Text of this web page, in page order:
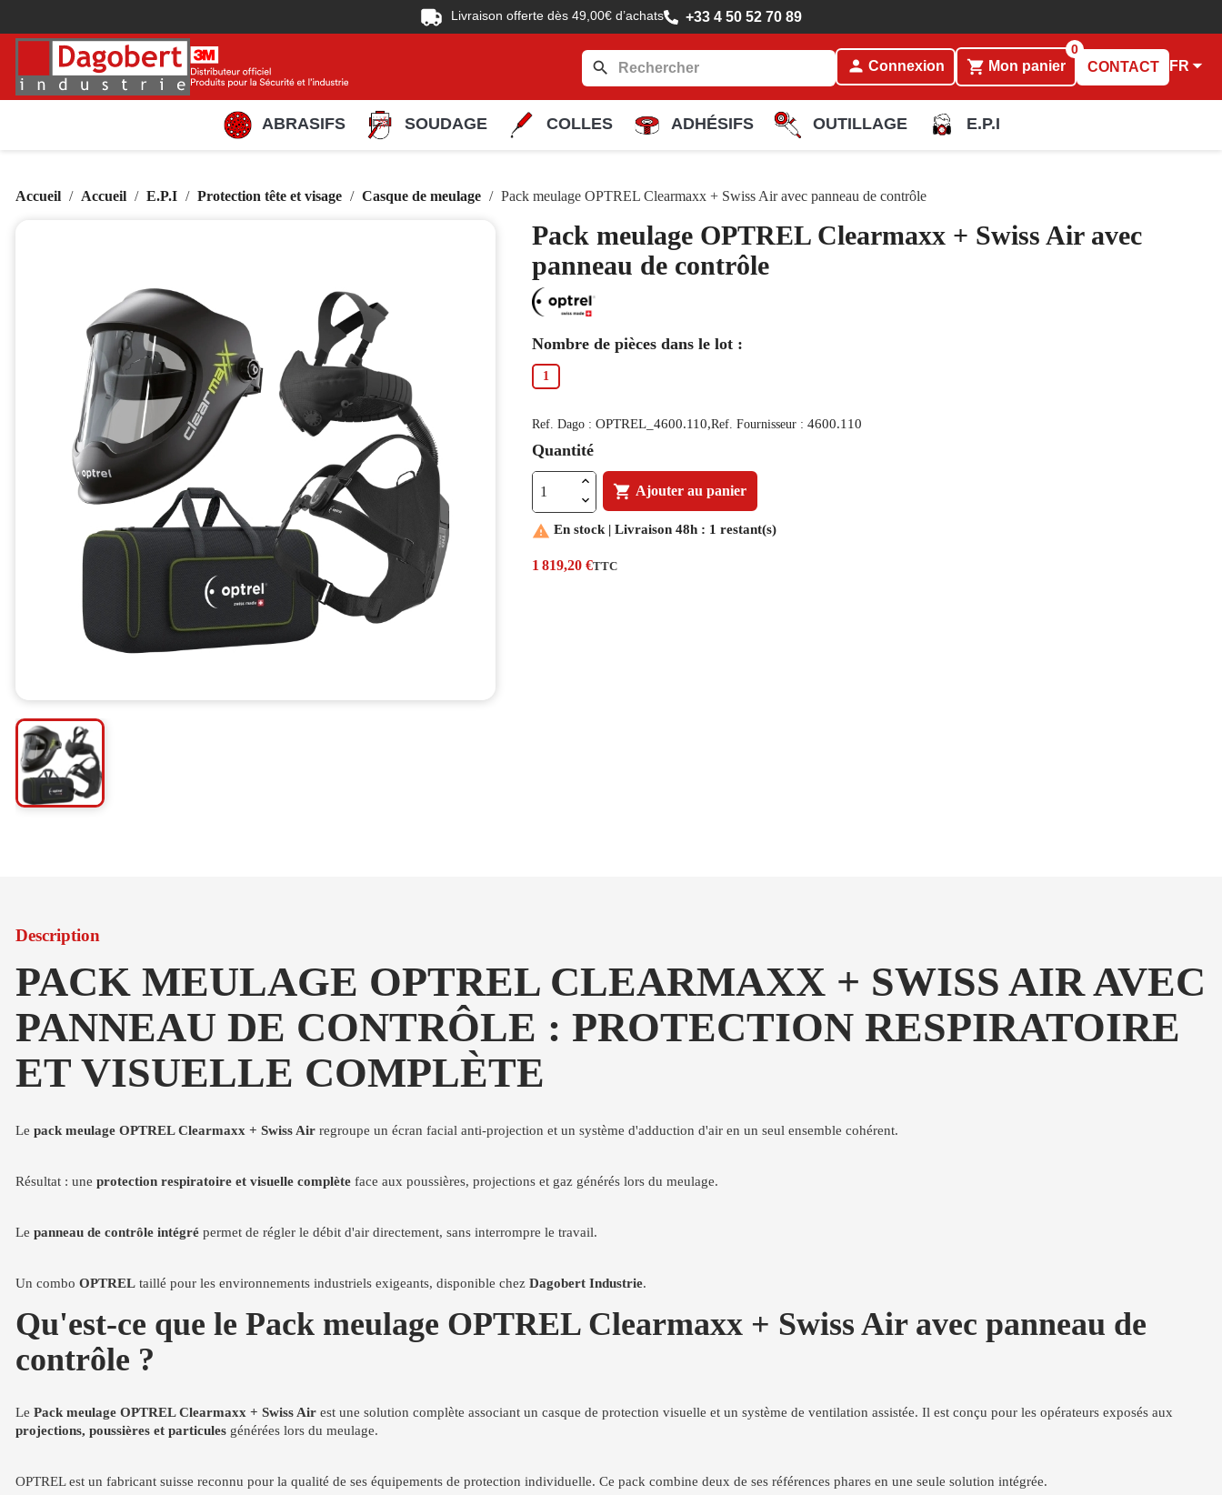
Livraison offerte dès 49,00€ d’achats +33 4 50 52 70 89
search person Connexion shopping_cart Mon panier
0
CONTACT FR
ABRASIFS SOUDAGE COLLES ADHÉSIFS OUTILLAGE E.P.I
Accueil Accueil E.P.I Protection tête et visage Casque de meulage Pack meulage OPTREL Clearmaxx + Swiss Air avec panneau de contrôle
Pack meulage OPTREL Clearmaxx + Swiss Air avec
panneau de contrôle
Nombre de pièces dans le lot :
1
Ref. Dago : OPTREL_4600.110,Ref. Fournisseur : 4600.110
Quantité
 Ajouter au panier
 En stock | Livraison 48h : 1 restant(s)
1 819,20 €TTC
Description
PACK MEULAGE OPTREL CLEARMAXX + SWISS AIR AVEC
PANNEAU DE CONTRÔLE : PROTECTION RESPIRATOIRE
ET VISUELLE COMPLÈTE
Le pack meulage OPTREL Clearmaxx + Swiss Air regroupe un écran facial anti-projection et un système d'adduction d'air en un seul ensemble cohérent.
Résultat : une protection respiratoire et visuelle complète face aux poussières, projections et gaz générés lors du meulage.
Le panneau de contrôle intégré permet de régler le débit d'air directement, sans interrompre le travail.
Un combo OPTREL taillé pour les environnements industriels exigeants, disponible chez Dagobert Industrie.
Qu'est-ce que le Pack meulage OPTREL Clearmaxx + Swiss Air avec panneau de
contrôle ?
Le Pack meulage OPTREL Clearmaxx + Swiss Air est une solution complète associant un casque de protection visuelle et un système de ventilation assistée. Il est conçu pour les opérateurs exposés aux
projections, poussières et particules générées lors du meulage.
OPTREL est un fabricant suisse reconnu pour la qualité de ses équipements de protection individuelle. Ce pack combine deux de ses références phares en une seule solution intégrée.